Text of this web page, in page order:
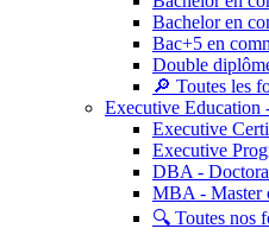
Bachelor en
Bac+5 en
Double
🔎 Toutes les
Executive Education
Executive
Executive
DBA -
MBA - Master
🔍 Toutes nos